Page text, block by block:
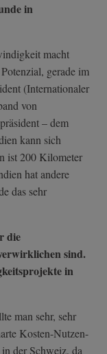
in
macht
gerade im
(Internationaler
von
– dem
kann sich
ist 200 Kilometer
hat andere
das sehr
die
sind.
in
man sehr, sehr
Kosten-Nutzen-
der Schweiz, da